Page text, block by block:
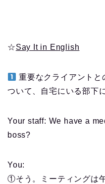
☆Say It in English
重要なクライアントと
ついて、自宅にいる部下
Your staff: We have a
boss?
You:
①そう。ミーティングは